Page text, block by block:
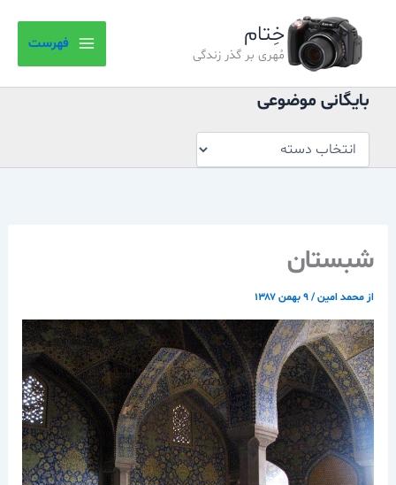
خِتام
مُهری بر گذر زندگی
فهرست
بایگانی موضوعی
موضوعی
شبستان
از محمد امین/۹ بهمن ۱۳۸۷